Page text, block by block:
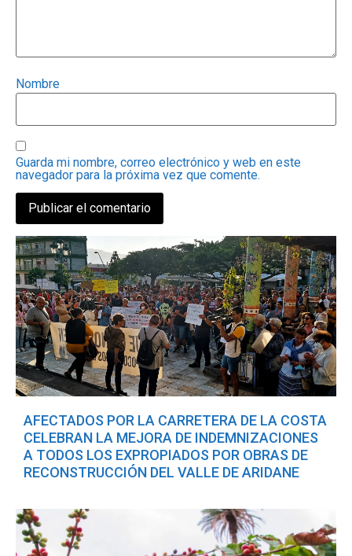
Nombre
Guarda mi nombre, correo electrónico y web en este
navegador para la próxima vez que comente.
AFECTADOS POR LA CARRETERA DE LA COSTA
CELEBRAN LA MEJORA DE INDEMNIZACIONES
A TODOS LOS EXPROPIADOS POR OBRAS DE
RECONSTRUCCIÓN DEL VALLE DE ARIDANE